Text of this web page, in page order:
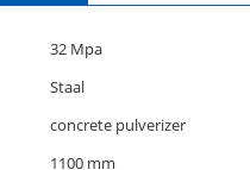
32 Mpa
Staal
concrete pulverizer
1100 mm